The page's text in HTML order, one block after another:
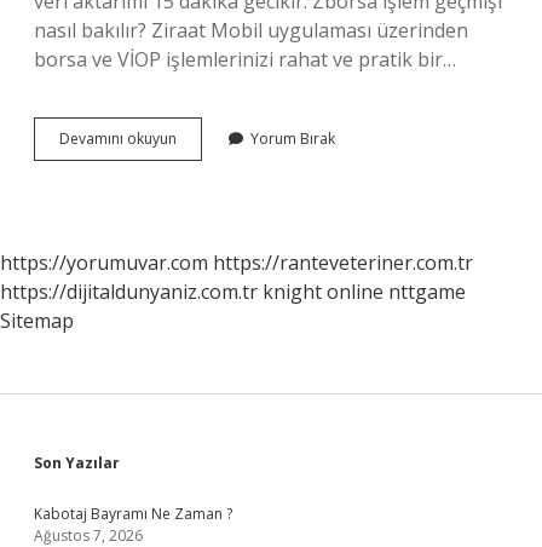
nasıl bakılır? Ziraat Mobil uygulaması üzerinden
borsa ve VİOP işlemlerinizi rahat ve pratik bir…
Devamını okuyun
Borsa
Yorum Bırak
https://yorumuvar.com https://ranteveteriner.com.tr
https://dijitaldunyaniz.com.tr knight online nttgame
Sitemap
Sidebar
Son Yazılar
Kabotaj Bayramı Ne Zaman ?
Ağustos 7, 2026